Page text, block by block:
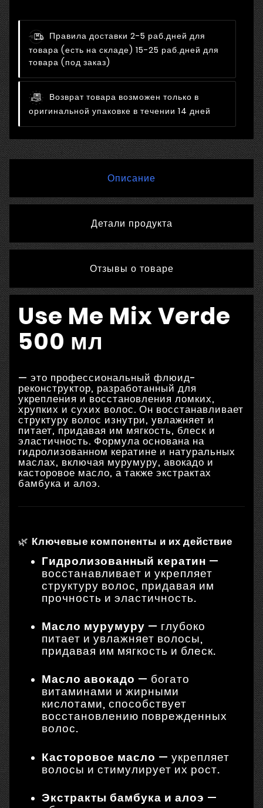
Правила доставки 2-5 раб.дней для
товара (есть на складе) 15-25 раб.дней для
товара (под заказ)
Возврат товара возможен только в
оригинальной упаковке в течении 14 дней
Описание
Детали продукта
Отзывы о товаре
Use Me Mix Verde
500 мл
— это профессиональный флюид-
реконструктор, разработанный для
укрепления и восстановления ломких,
хрупких и сухих волос. Он восстанавливает
структуру волос изнутри, увлажняет и
питает, придавая им мягкость, блеск и
эластичность. Формула основана на
гидролизованном кератине и натуральных
маслах, включая мурумуру, авокадо и
касторовое масло, а также экстрактах
бамбука и алоэ.
🌿 Ключевые компоненты и их действие
Гидролизованный кератин —
восстанавливает и укрепляет
структуру волос, придавая им
прочность и эластичность.
Масло мурумуру — глубоко
питает и увлажняет волосы,
придавая им мягкость и блеск.
Масло авокадо — богато
витаминами и жирными
кислотами, способствует
восстановлению поврежденных
волос.
Касторовое масло — укрепляет
волосы и стимулирует их рост.
Экстракты бамбука и алоэ —